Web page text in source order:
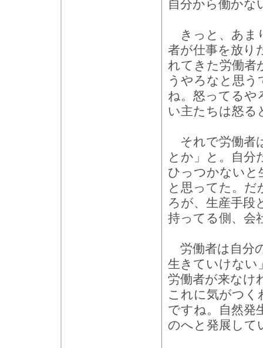
自分から働か
きっと、あま
者が仕事を放り
れてきた労働者
うやろなと思
ね。怒ってるや
い主たちは怒る
それで労働者
とか」と。自分
ひっつかないと
と思ってた。
ろが、生産手段
持ってる側、会
労働者は自分
生きていけない
労働者が来なけ
これに気がつ
ですね。自然発
のへと発展して